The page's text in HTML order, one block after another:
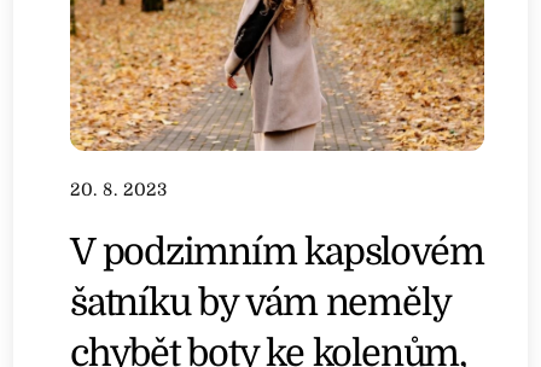
20. 8. 2023
V podzimním kapslovém
šatníku by vám neměly
chybět boty ke kolenům,